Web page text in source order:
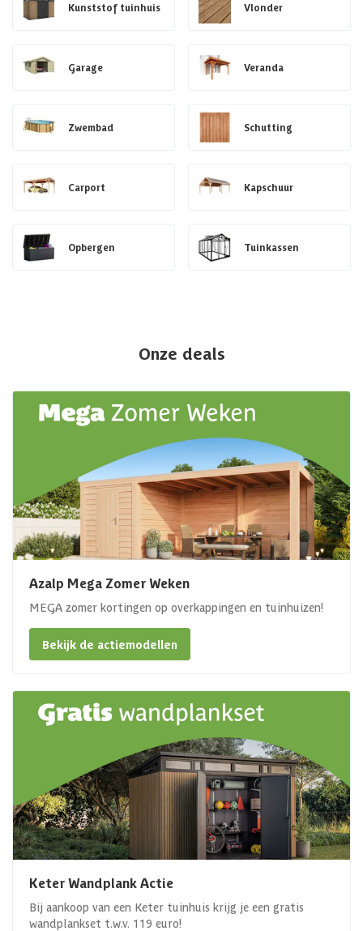
Kunststof tuinhuis Vlonder
Garage Veranda
Zwembad Schutting
Carport Kapschuur
Opbergen Tuinkassen
Onze deals
Azalp Mega Zomer Weken
MEGA zomer kortingen op overkappingen en tuinhuizen!
Bekijk de actiemodellen
Keter Wandplank Actie
Bij aankoop van een Keter tuinhuis krijg je een gratis
wandplankset t.w.v. 119 euro!